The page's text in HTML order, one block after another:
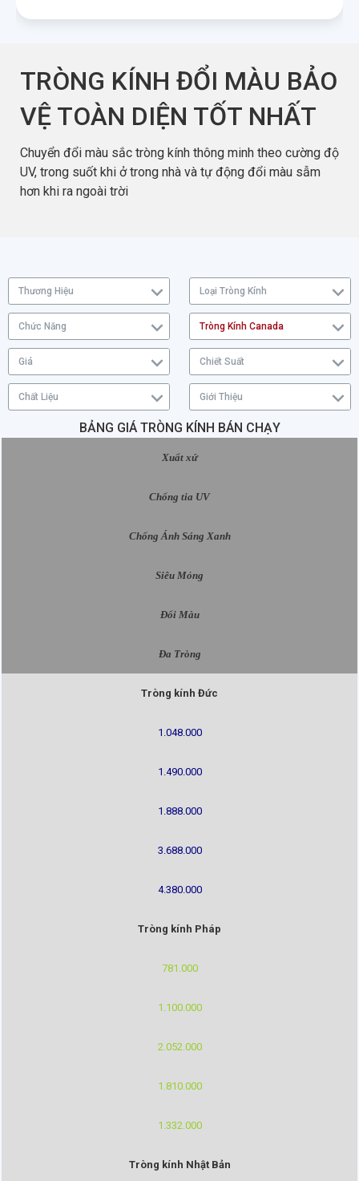
TRÒNG KÍNH ĐỔI MÀU BẢO
VỆ TOÀN DIỆN TỐT NHẤT
Chuyển đổi màu sắc tròng kính thông minh theo cường độ
UV, trong suốt khi ở trong nhà và tự động đổi màu sẫm
hơn khi ra ngoài trời
Thương Hiệu Loại Tròng Kính
Chức Năng Tròng Kính Canada
Giá Chiết Suất
Chất Liệu Giới Thiệu
BẢNG GIÁ TRÒNG KÍNH BÁN CHẠY
Xuất xứ
Chống tia UV
Chống Ánh Sáng Xanh
Siêu Mỏng
Đổi Màu
Đa Tròng
Tròng kính Đức
1.048.000
1.490.000
1.888.000
3.688.000
4.380.000
Tròng kính Pháp
781.000
1.100.000
2.052.000
1.810.000
1.332.000
Tròng kính Nhật Bản